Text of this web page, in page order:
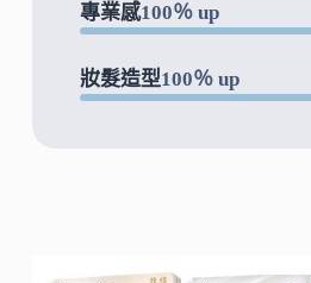
專業感100％ up
妝髮造型100％ up